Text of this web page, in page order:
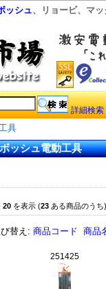
ッシュ、リョービ、マ
詳細検索
具
ボッシュ電動工具
20 を表示 (23 ある商品のうち)
替え: 商品コード 商品
251425